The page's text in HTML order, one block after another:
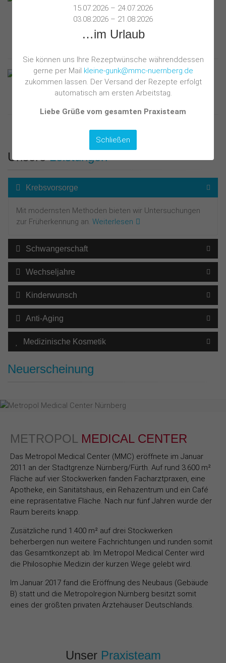
18. Februar 2019
Prof.* Dr. med. Kleine-Gunk zum Thema Anti-Aging und
TELEFONSPRECHSTUNDE
Wir bieten unseren Patienten jetzt auch Telefon-Sprechstunden
an. Bitte vereinbaren Sie bei Interesse einen Termin ...
UnsereLeistungen
Krebsvorsorge
Mit modernsten Methoden bieten wir Untersuchungen
zur Früherkennung an. Weiterlesen
Schwangerschaft
Wechseljahre
Kinderwunsch
Anti-Aging
Medizinische Kosmetik
Neuerscheinung
METROPOL MEDICAL CENTER
Das Metropol Medical Center (MMC) eröffnete im Januar
2011 an der Stadtgrenze Nürnberg/Fürth. Auf rund 3.600 m²
Fläche auf vier Stockwerken fanden Facharztpraxen, eine
Apotheke, ein Sanitätshaus, ein Rehazentrum und ein Café
eine repräsentative Fläche. Nach nur fünf Jahren wurde der
Raum bereits knapp.
Zusätzliche rund 1.400 m² auf drei Stockwerken
beherbergen nun weitere Fachrichtungen und runden somit
das Gesamtkonzept ab. Im Metropol Medical Center wird
die Philosophie Medizin der kurzen Wege gelebt wird.
Im Januar 2017 fand die Eröffnung des Neubaus (Gebäude
B) statt und die Metropolregion Nürnberg besitzt somit
eines der größten privaten Ärztehäuser Deutschlands.
Unser Praxisteam
15.07.2026 – 24.07.2026
03.08.2026 – 21.08.2026
…im Urlaub
Sie können uns Ihre Rezeptwünsche währenddessen
gerne per Mail kleine-gunk@mmc-nuernberg.de
zukommen lassen. Der Versand der Rezepte erfolgt
automatisch am ersten Arbeitstag.
Liebe Grüße vom gesamten Praxisteam
Schließen